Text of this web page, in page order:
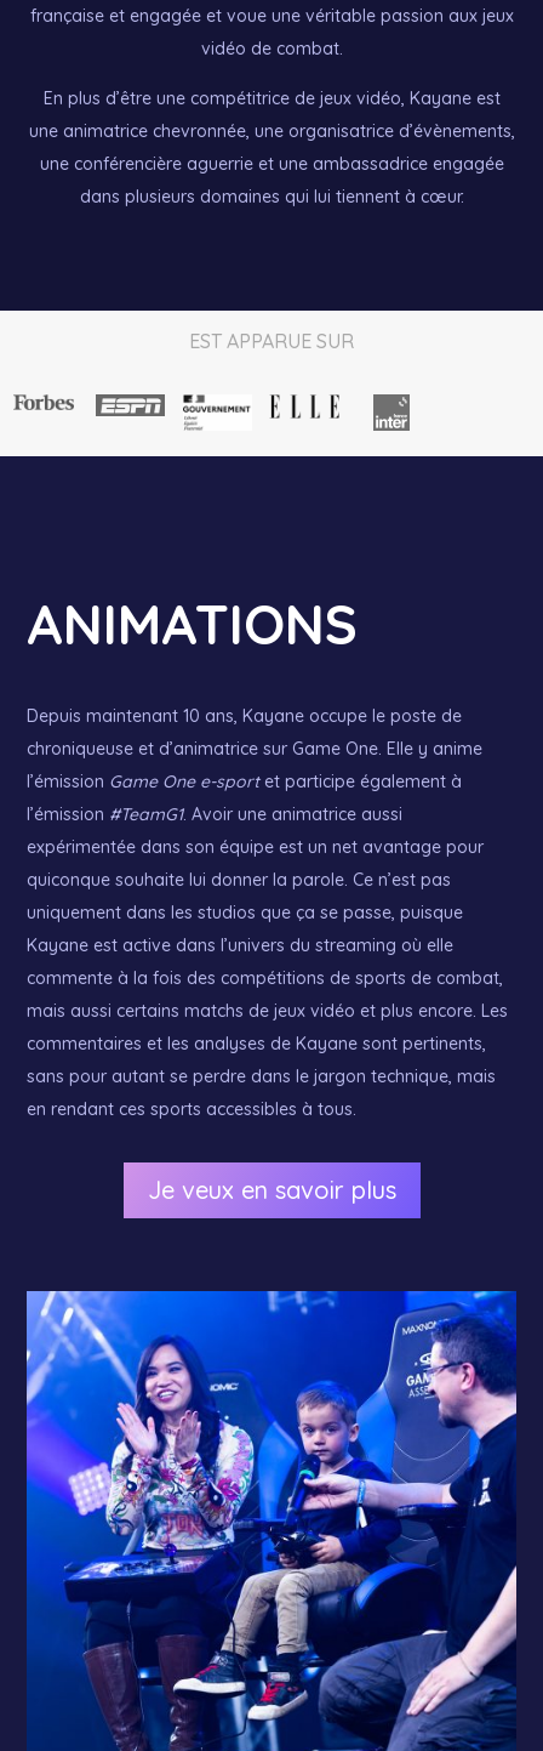
française et engagée et voue une véritable passion aux jeux
vidéo de combat.
En plus d’être une compétitrice de jeux vidéo, Kayane est
une animatrice chevronnée, une organisatrice d’évènements,
une conférencière aguerrie et une ambassadrice engagée
dans plusieurs domaines qui lui tiennent à cœur.
EST APPARUE SUR
ANIMATIONS
Depuis maintenant 10 ans, Kayane occupe le poste de
chroniqueuse et d’animatrice sur Game One. Elle y anime
l’émission Game One e-sportet participe également à
l’émission #TeamG1. Avoir une animatrice aussi
expérimentée dans son équipe est un net avantage pour
quiconque souhaite lui donner la parole. Ce n’est pas
uniquement dans les studios que ça se passe, puisque
Kayane est active dans l’univers du streaming où elle
commente à la fois des compétitions de sports de combat,
mais aussi certains matchs de jeux vidéo et plus encore. Les
commentaires et les analyses de Kayane sont pertinents,
sans pour autant se perdre dans le jargon technique, mais
en rendant ces sports accessibles à tous.
Je veux en savoir plus